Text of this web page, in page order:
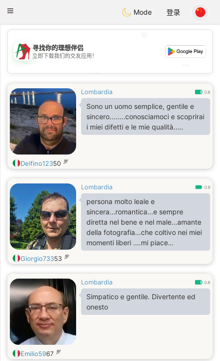
AmamiOra
Toggle
Mode 登录
💖
💕
寻找你的理想伴侣
立即下载我们的交友应用！
Lombardia 0.8
Sono un uomo semplice, gentile e
sincero........conosciamoci e scoprirai
i miei difetti e le mie qualità.....
Delfino12350 岁
Lombardia 0.9
persona molto leale e
sincera...romantica...e sempre
diretta nel bene e nel male...amante
della fotografia...che coltivo nei miei
momenti liberi ....mi piace
camminare in mezzo alla natura...
Giorgio73353 岁
Lombardia 0.8
Simpatico e gentile. Divertente ed
onesto
Emilio5967 岁